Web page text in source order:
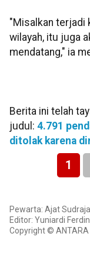
"Misalkan terjadi
wilayah, itu juga
mendatang," ia
Berita ini telah
judul: 4.791
ditolak karena
1
Pewarta: Ajat
Editor: Yuniardi
Copyright ©